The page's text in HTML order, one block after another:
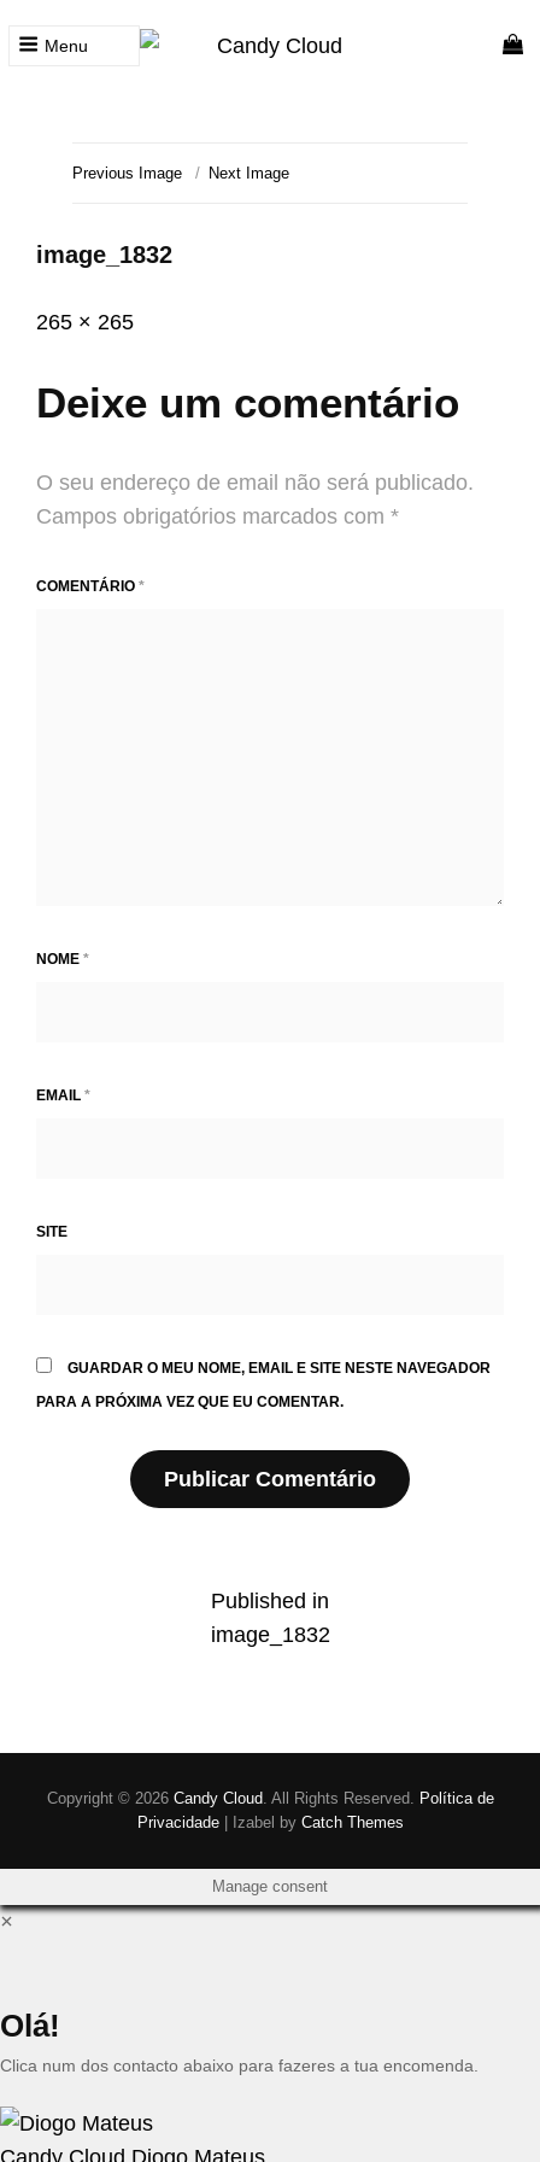
Menu
Previous Image Next Image
image_1832
Posted
Janeiro
2022
Full
265 × 265
Deixe um comentário
O seu endereço de email não será publicado.
Campos obrigatórios marcados com *
COMENTÁRIO *
NOME *
EMAIL *
SITE
GUARDAR O MEU NOME, EMAIL E SITE NESTE NAVEGADOR
PARA A PRÓXIMA VEZ QUE EU COMENTAR.
NavegaçãoPublished in
image_1832
Copyright © 2026 Candy Cloud. All Rights Reserved. Política de
Privacidade
Izabel by Catch Themes
Manage consent
×
Olá!
Clica num dos contacto abaixo para fazeres a tua encomenda.
Candy Cloud Diogo Mateus